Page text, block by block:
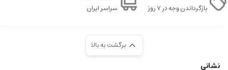
بازگرداندن وجه در ۷ روز
سراسر ایران
برگشت به بالا
نشانی